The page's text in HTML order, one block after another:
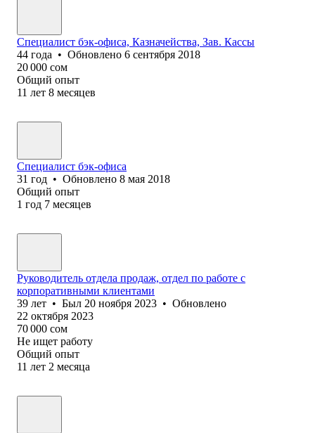
Специалист бэк-офиса, Казначейства, Зав. Кассы
44 года • Обновлено 6 сентября 2018
20 000 сом
Общий опыт
11 лет 8 месяцев
Специалист бэк-офиса
31 год • Обновлено 8 мая 2018
Общий опыт
1 год 7 месяцев
Руководитель отдела продаж, отдел по работе с
корпоративными клиентами
39 лет • Был 20 ноября 2023 • Обновлено
22 октября 2023
70 000 сом
Не ищет работу
Общий опыт
11 лет 2 месяца